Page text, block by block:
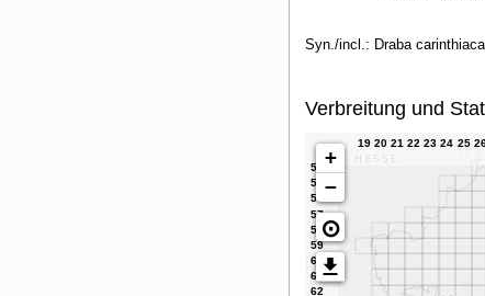
Syn./incl.: Draba
Verbreitung und
+
−
⊙